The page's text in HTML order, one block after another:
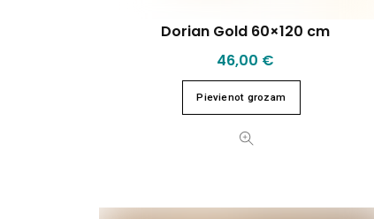
Dorian Gold 60×120 cm
46,00 €
Pievienot grozam